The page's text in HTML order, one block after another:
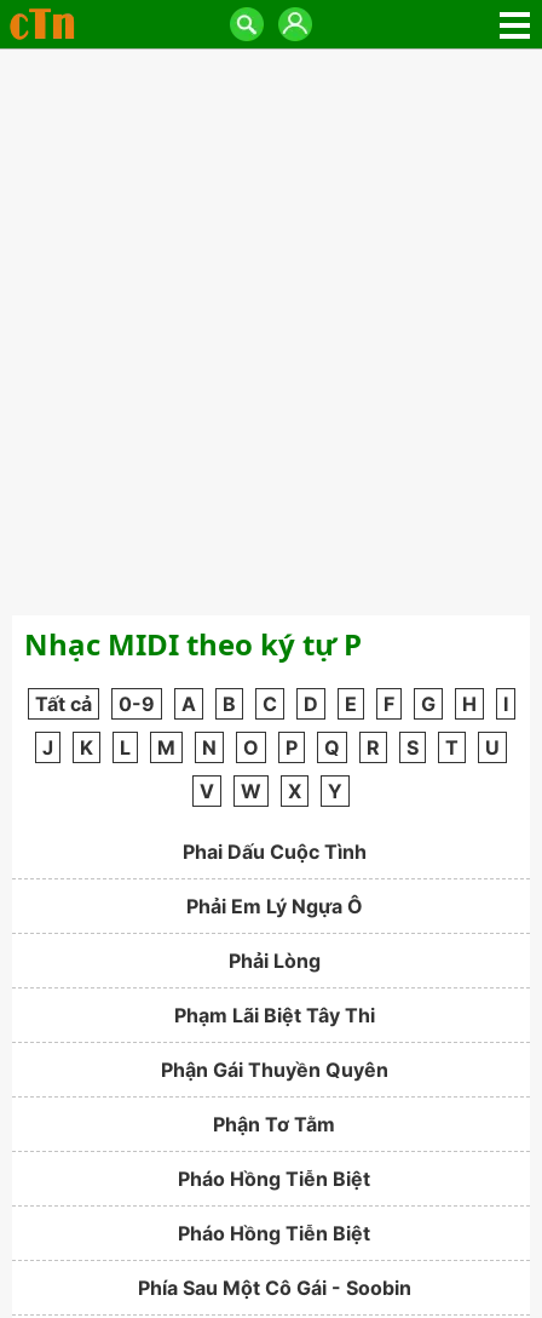
Nhạc MIDI theo ký tự P
Tất cả 0-9 A B C D E F G H
I
J
K L M N O P Q R S T
U
V
W X Y
Phai Dấu Cuộc Tình
Phải Em Lý Ngựa Ô
Phải Lòng
Phạm Lãi Biệt Tây Thi
Phận Gái Thuyền Quyên
Phận Tơ Tằm
Pháo Hồng Tiễn Biệt
Pháo Hồng Tiễn Biệt
Phía Sau Một Cô Gái - Soobin